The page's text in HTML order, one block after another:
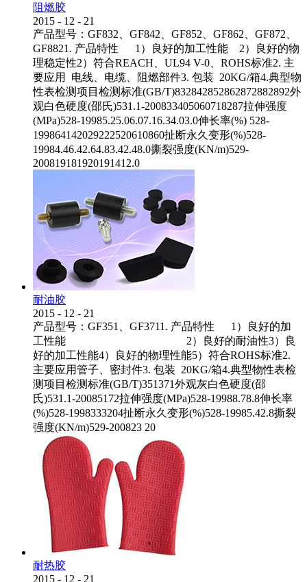
阻燃胶
2015 - 12 - 21
产品型号：GF832、GF842、GF852、GF862、GF872、
GF8821. 产品特性 1）良好的加工性能 2）良好的物
理稳定性2）符合REACH、UL94 V-0、ROHS标准2. 主
要应用 电线、电缆、阻燃部件3. 包装 20KG/箱4.典型物
性表检测项目检测标准(GB/T)832842852862872882892外
观白色硬度(邵氏)531.1-200833405060718287拉伸强度
(MPa)528-19985.25.06.07.16.34.03.0伸长率(%) 528-
199864142029222520610860扯断永久变形(%)528-
19984.46.42.64.83.42.48.0撕裂强度(KN/m)529-
200819181920191412.0
耐油胶
2015 - 12 - 21
产品型号：GF351、GF3711. 产品特性 1）良好的加
工性能 2）良好的耐油性3）良
好的加工性能4）良好的物理性能5）符合ROHS标准2.
主要应用管子、密封件3. 包装 20KG/箱4.典型物性表检
测项目检测标准(GB/T)351371外观灰白色硬度(邵
氏)531.1-20085172拉伸强度(MPa)528-19988.78.8伸长率
(%)528-1998333204扯断永久变形(%)528-19985.42.8撕裂
强度(KN/m)529-200823 20
耐热胶
2015 - 12 - 21